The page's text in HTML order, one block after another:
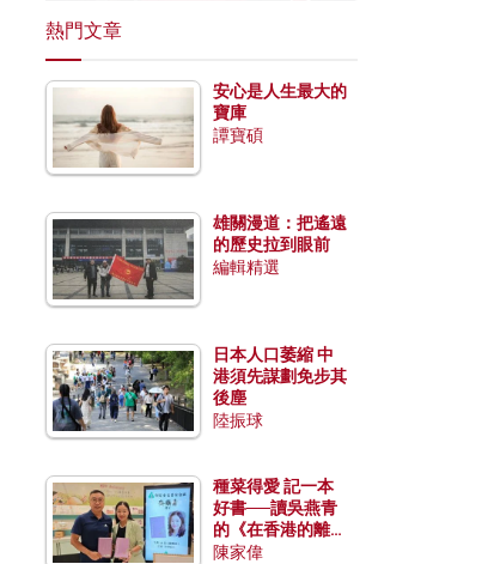
熱門文章
安心是人生最大的
寶庫
譚寶碩
雄關漫道：把遙遠
的歷史拉到眼前
編輯精選
日本人口萎縮 中
港須先謀劃免步其
後塵
陸振球
種菜得愛 記一本
好書──讀吳燕青
的《在香港的離島
種菜》
陳家偉